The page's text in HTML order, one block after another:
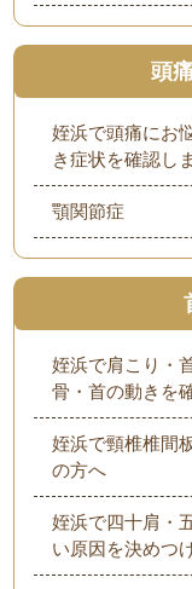
頭
姪浜で頭痛にお
き症状を確認し
顎関節症
姪浜で肩こり・
骨・首の動きを
姪浜で頸椎椎間
の方へ
姪浜で四十肩・
い原因を決めつ